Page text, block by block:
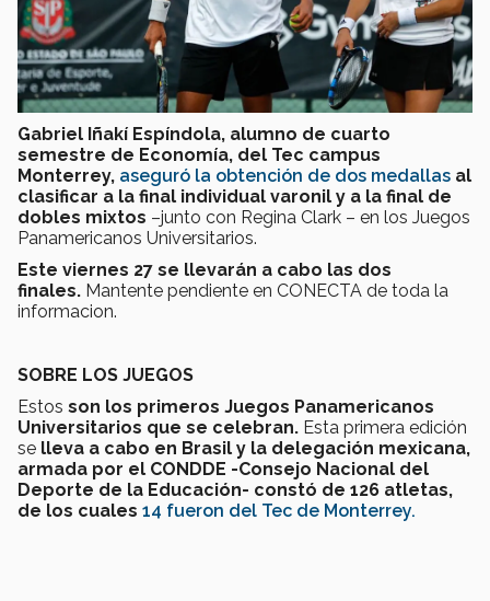
Gabriel Iñakí Espíndola, alumno de cuarto
semestre de Economía, del Tec campus
Monterrey, aseguró la obtención de dos medallas al
clasificar a la final individual varonil y a la final de
dobles mixtos –junto con Regina Clark – en los Juegos
Panamericanos Universitarios.
Este viernes 27 se llevarán a cabo las dos
finales. Mantente pendiente en CONECTA de toda la
informacion.
SOBRE LOS JUEGOS
Estos son los primeros Juegos Panamericanos
Universitarios que se celebran. Esta primera edición
se lleva a cabo en Brasil y la delegación mexicana,
armada por el CONDDE -Consejo Nacional del
Deporte de la Educación- constó de 126 atletas,
de los cuales 14 fueron del Tec de Monterrey.